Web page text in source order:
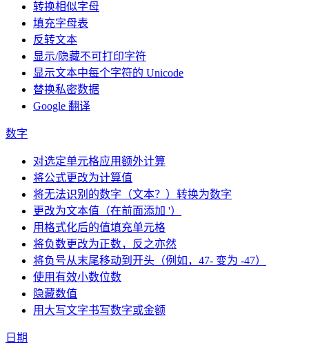
转换相似字母
填充字母表
反转文本
显示/隐藏不可打印字符
显示文本中每个字符的 Unicode
替换私密数据
Google 翻译
数字
对选定单元格应用额外计算
将公式更改为计算值
将无法识别的数字（文本？）转换为数字
更改为文本值（在前面添加 '）
用格式化后的值填充单元格
将负数更改为正数，反之亦然
将负号从末尾移动到开头（例如，47- 变为 -47）
使用有效小数位数
隐藏数值
用大写文字书写数字或金额
日期